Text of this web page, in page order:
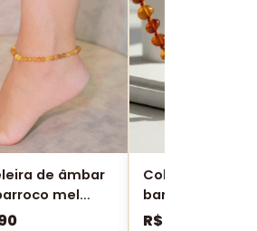
de âmbar
mel
Colar de
barroco
R$